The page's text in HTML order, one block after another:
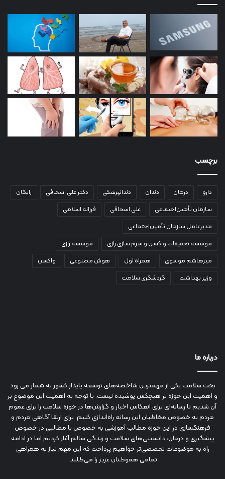
برچسب
دارو درمان دندان دندانپزشکی دکتر علی اسحاقی
رایگان
سازمان تأمین‌اجتماعی
علی اسحاقی
فرزانه اسلامی
مدیرعامل سازمان تأمین‌اجتماعی
موسسه تحقیقات واکسن و سرم سازی رازی
موسسه رازی
میرهاشم موسوی
همراه اول هوش مصنوعی
واکسن
وزیر بهداشت
گردشگری سلامت
درباره ما
بحث سلامت یکی از مهمترین شاخصه‌های توسعه پایدار کشور به شمار می رود
و اهمیت این حوزه بر هیچکس پوشیده نیست. با توجه به اهمیت این موضوع بر
آن شدیم تا رسانه‌ای برای انعکاس اخبار و گزارش‌ها در حوزه سلامت را برای عموم
مردم به خصوص مخاطبان این رسانه راه‌اندازی کنیم. برای ارتقا آگاهی مردم و
فرهنگسازی در این حوزه مطالب آموزشی به خصوص با مطالبی در خصوص
پیشگیری و درمان، دانستنی‌های سلامت و زندگی سالم آغاز کردیم اما در ادامه
راه به موضوعات تخصصی‌تر خواهیم پرداخت که این مهم نیاز به همراهی
تمامی هموطنان عزیز را می‌طلبد.